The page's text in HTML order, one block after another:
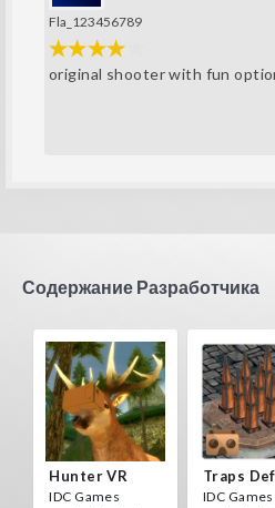
Fla_123456789
original shooter with fun
Содержание Разработчика
Hunter VR
IDC Games IDC Games